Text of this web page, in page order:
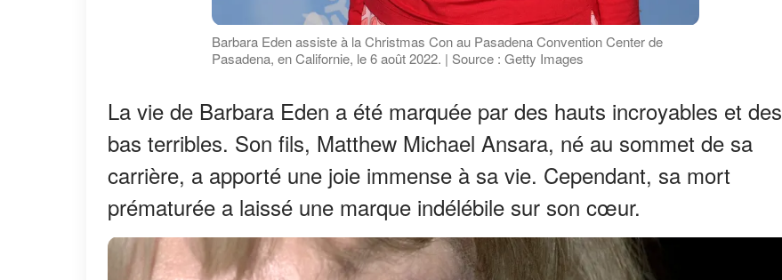
Barbara Eden assiste à la Christmas Con au Pasadena Convention Center de
Pasadena, en Californie, le 6 août 2022. | Source : Getty Images
La vie de Barbara Eden a été marquée par des hauts incroyables et des
bas terribles. Son fils, Matthew Michael Ansara, né au sommet de sa
carrière, a apporté une joie immense à sa vie. Cependant, sa mort
prématurée a laissé une marque indélébile sur son cœur.